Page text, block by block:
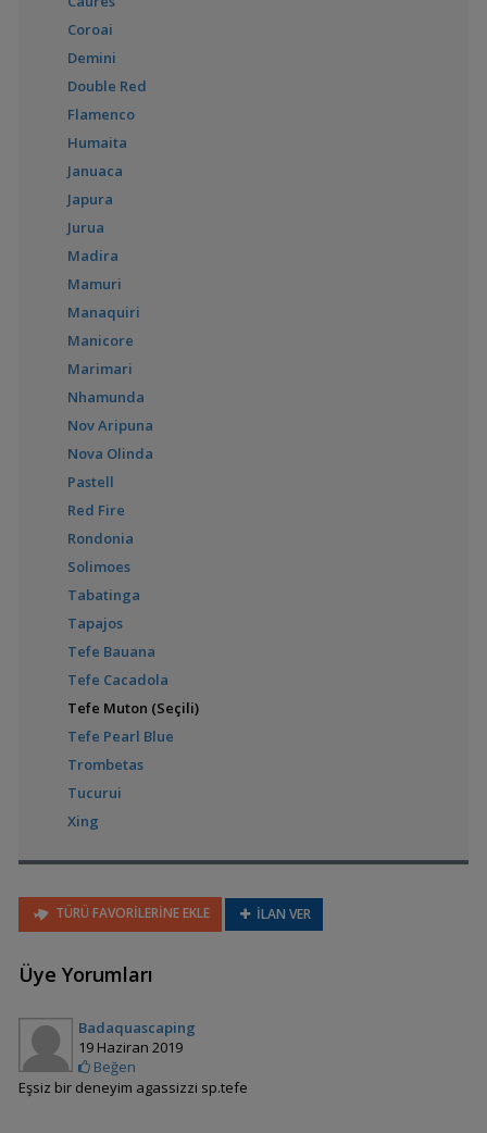
Nannacara
Coroai
Demini
Double Red
Flamenco
Humaita
Januaca
Japura
Jurua
Madira
Mamuri
Manaquiri
Manicore
Marimari
Nhamunda
Nov Aripuna
Nova Olinda
Pastell
Red Fire
Rondonia
Solimoes
Tabatinga
Tapajos
Tefe Bauana
Tefe Cacadola
Tefe Muton (Seçili)
Tefe Pearl Blue
Trombetas
Tucurui
Xing
TÜRÜ FAVORİLERİNE EKLE İLAN VER
Üye Yorumları
Badaquascaping
19 Haziran 2019
Beğen
Eşsiz bir deneyim agassizzi sp.tefe